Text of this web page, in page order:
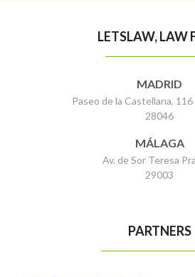
LETSLAW, LAW
MADRID
Paseo de la Castellana,
28046
MÁLAGA
Av. de Sor Teresa
29003
PARTNERS